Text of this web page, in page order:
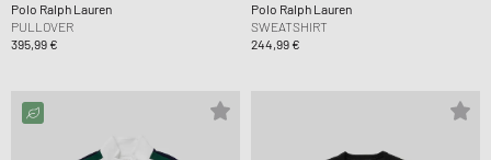
Polo Ralph Lauren
PULLOVER
395,99 €
Polo Ralph Lauren
SWEATSHIRT
244,99 €